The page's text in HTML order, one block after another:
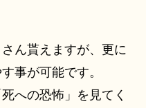
ん貰えますが、更に
事が可能です。
への恐怖」を見てく